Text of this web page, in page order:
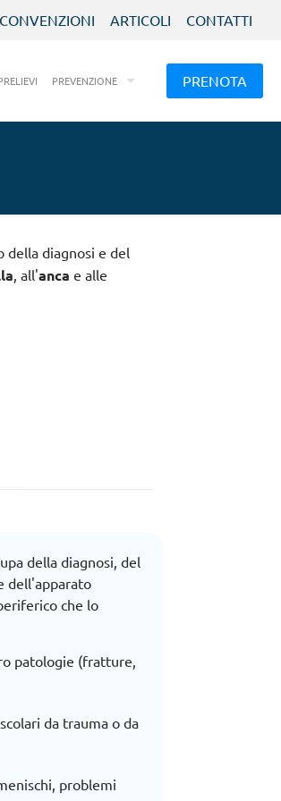
CONVENZIONI ARTICOLI CONTATTI
PREVENZIONE PRENOTA
della diagnosi e del
, all'anca e alle
della diagnosi, del
dell'apparato
che lo
patologie (fratture,
da trauma o da
problemi